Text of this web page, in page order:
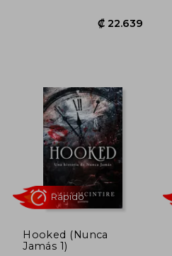
₡ 22.639
Hooked (Nunca
Jamás 1)